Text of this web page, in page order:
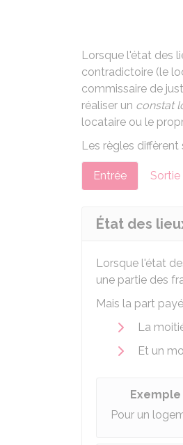
Lorsque l'état des
contradictoire (le
commissaire de
réaliser un constat
locataire ou le
Les règles
Entrée Sortie
État des
Lorsque l'état
une partie des
Mais la part
La
Et un
Exemple
Pour un